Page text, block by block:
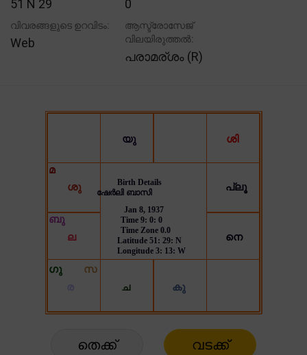
51 N 29 0
വിവരങ്ങളുടെ ഉറവിടം:
Web
ആസ്ട്രോസേജ്
വിലയിരുത്തൽ:
പരാമര്ശം (R)
തെക്ക് വടക്ക്